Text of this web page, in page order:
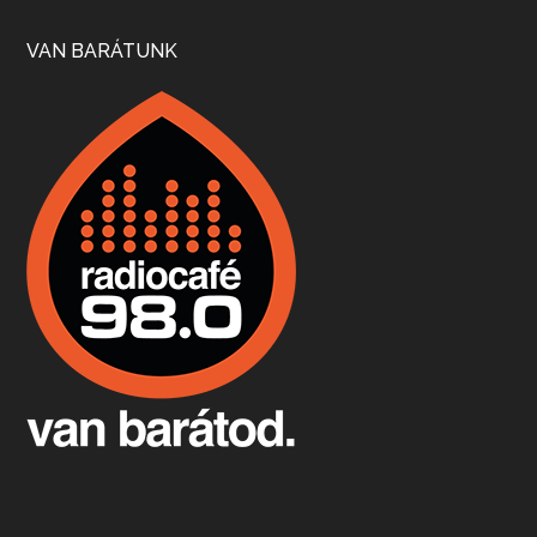
Boston, teadélután, bab és homár
Apr 9, 2026 • 00:37:17
Fermentáljunk, a testünk meghálálja!
Apr 3, 2026 • 00:36:07
VAN BARÁTUNK